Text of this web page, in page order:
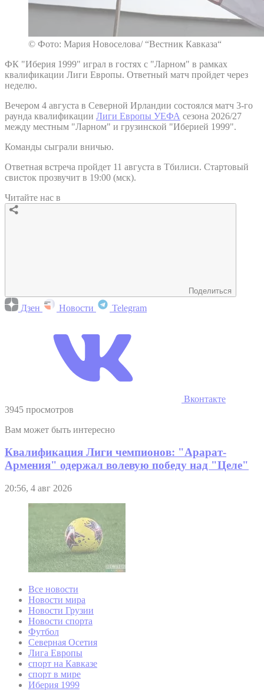
© Фото: Мария Новоселова/ “Вестник Кавказа“
ФК "Иберия 1999" играл в гостях с "Ларном" в рамках
квалификации Лиги Европы. Ответный матч пройдет через
неделю.
Вечером 4 августа в Северной Ирландии состоялся матч 3-го
раунда квалификации Лиги Европы УЕФА сезона 2026/27
между местным "Ларном" и грузинской "Иберией 1999".
Команды сыграли вничью.
Ответная встреча пройдет 11 августа в Тбилиси. Стартовый
свисток прозвучит в 19:00 (мск).
Читайте нас в
Поделиться
Дзен Новости Telegram
Вконтакте
3945 просмотров
Вам может быть интересно
Квалификация Лиги чемпионов: "Арарат-
Армения" одержал волевую победу над "Целе"
20:56, 4 авг 2026
Все новости
Новости мира
Новости Грузии
Новости спорта
Футбол
Северная Осетия
Лига Европы
спорт на Кавказе
спорт в мире
Иберия 1999